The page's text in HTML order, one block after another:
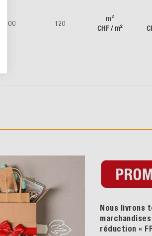
100 120
m²
CHF / m²
Nous livrons
réduction «